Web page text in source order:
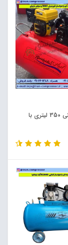
کمپرسور پیستونی 350 لیتری با